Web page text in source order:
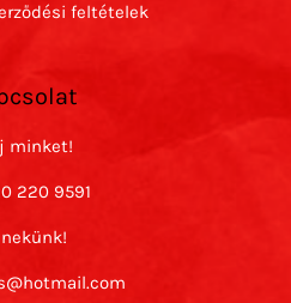
feltételek
minket!
220 9591